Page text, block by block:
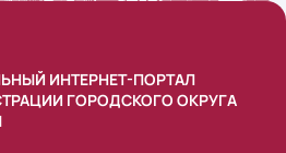
ИНТЕРНЕТ-ПОРТАЛ
ГОРОДСКОГО ОКРУГА